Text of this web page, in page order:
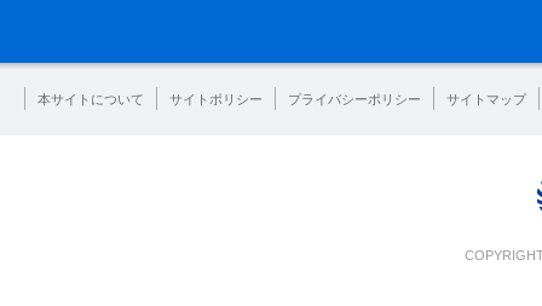
本サイトについて サイトポリシー プライバシーポリシー サイトマップ